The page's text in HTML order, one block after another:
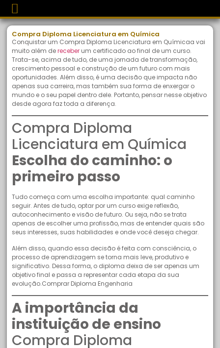
Compra Diploma Licenciatura em Química
Conquistar um Compra Diploma Licenciatura em Químicaa vai
muito além dereceber um certificado ao final de um curso.
Trata-se, acima de tudo, de uma jornada de transformação,
crescimento pessoal e construção de um futuro com mais
oportunidades. Além disso, é uma decisão que impacta não
apenas sua carreira, mas também sua forma de enxergar o
mundo e o seu papel dentro dele. Portanto, pensar nesse objetivo
desde agora faz toda a diferença.
Compra Diploma
Licenciatura em Química
Escolha do caminho: o
primeiro passo
Tudo começa com uma escolha importante: qual caminho
seguir. Antes de tudo, optar por um curso exige reflexão,
autoconhecimento e visão de futuro. Ou seja, não se trata
apenas de escolher uma profissão, mas de entender quais são
seus interesses, suas habilidades e onde você deseja chegar.
Além disso, quando essa decisão é feita com consciência, o
processo de aprendizagem se torna mais leve, produtivo e
significativo. Dessa forma, o diploma deixa de ser apenas um
objetivo final e passa a representar cada etapa da sua
evolução.Comprar Diploma Engenharia
A importância da
instituição de ensino
Compra Diploma